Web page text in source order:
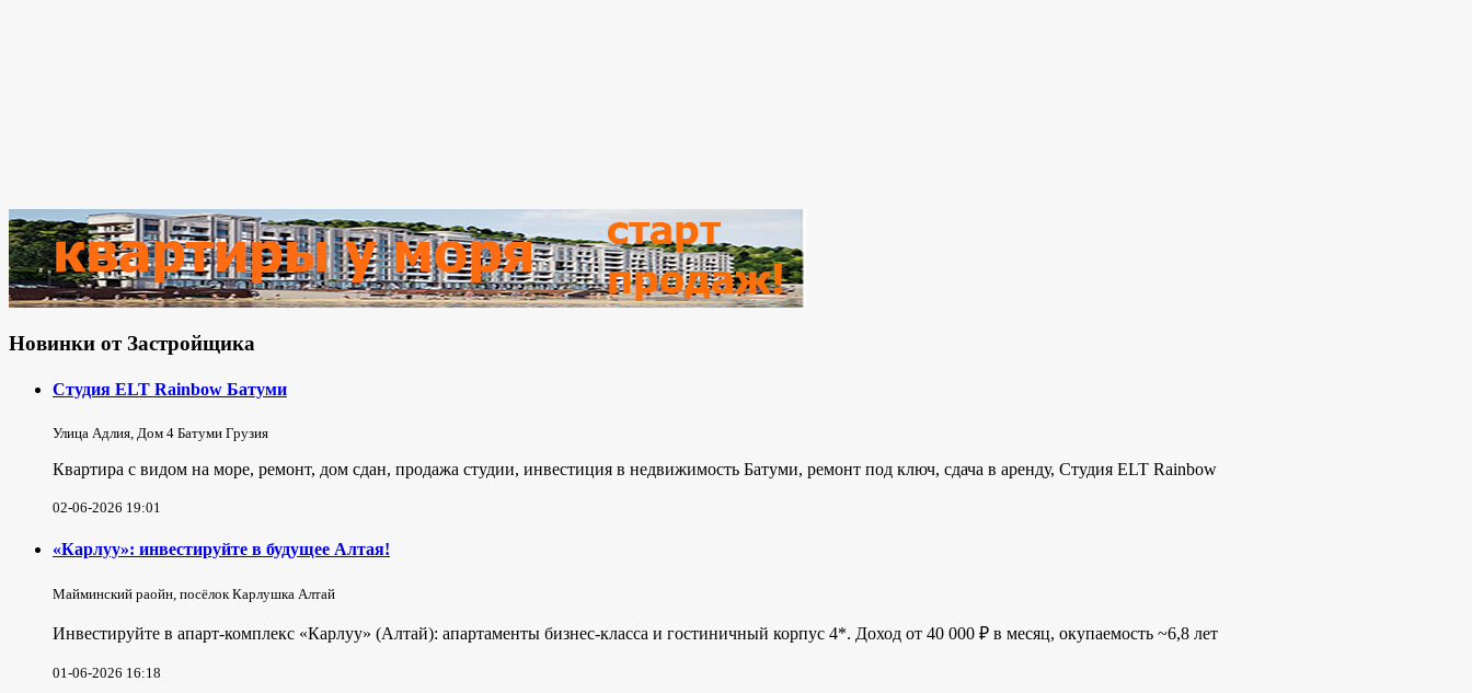
Новинки от Застройщика
Студия ELT Rainbow Батуми
Улица Адлия, Дом 4 Батуми Грузия
Квартира с видом на море, ремонт, дом сдан, продажа студии, инвестиция в недвижимость Батуми, ремонт под ключ, сдача в аренду, Студия ELT Rainbow
02-06-2026 19:01
«Карлуу»: инвестируйте в будущее Алтая!
Майминский раойн, посёлок Карлушка Алтай
Инвестируйте в апарт-комплекс «Карлуу» (Алтай): апартаменты бизнес-класса и гостиничный корпус 4*. Доход от 40 000 ₽ в месяц, окупаемость ~6,8 лет
01-06-2026 16:18